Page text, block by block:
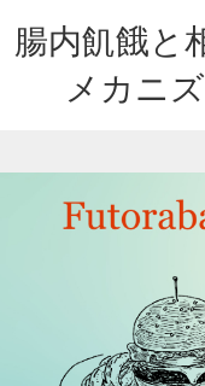
腸内飢餓と
メカニ